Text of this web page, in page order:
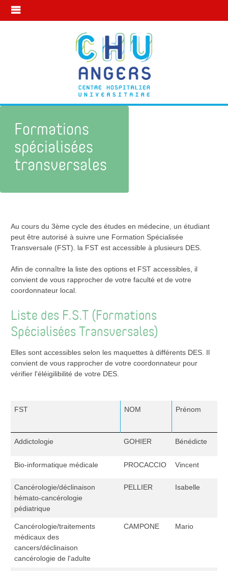
Formations
spécialisées
transversales
Au cours du 3ème cycle des études en médecine, un étudiant
peut être autorisé à suivre une Formation Spécialisée
Transversale (FST). la FST est accessible à plusieurs DES.
Afin de connaître la liste des options et FST accessibles, il
convient de vous rapprocher de votre faculté et de votre
coordonnateur local.
Liste des F.S.T (Formations
Spécialisées Transversales)
Elles sont accessibles selon les maquettes à différents DES. Il
convient de vous rapprocher de votre coordonnateur pour
vérifier l'éléigilibilité de votre DES.
FST NOM Prénom
Addictologie GOHIER Bénédicte
Bio-informatique médicale PROCACCIO Vincent
Cancérologie/déclinaison
hémato-cancérologie
pédiatrique
PELLIER Isabelle
Cancérologie/traitements
médicaux des
cancers/déclinaison
cancérologie de l'adulte
CAMPONE Mario